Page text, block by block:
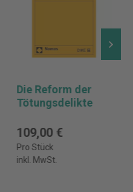
Die Reform der
Tötungsdelikte
109,00 €
Pro Stück
inkl. MwSt.